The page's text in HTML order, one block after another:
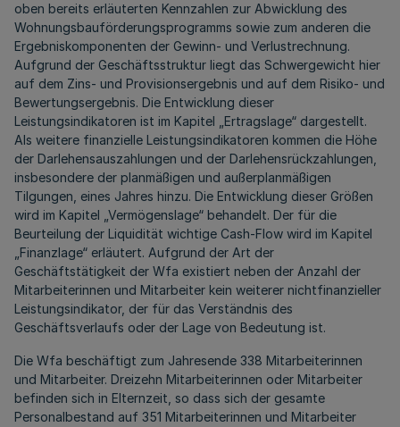
oben bereits erläuterten Kennzahlen zur Abwicklung des
Wohnungsbauförderungsprogramms sowie zum anderen die
Ergebniskomponenten der Gewinn- und Verlustrechnung.
Aufgrund der Geschäftsstruktur liegt das Schwergewicht hier
auf dem Zins- und Provisionsergebnis und auf dem Risiko- und
Bewertungsergebnis. Die Entwicklung dieser
Leistungsindikatoren ist im Kapitel „Ertragslage“ dargestellt.
Als weitere finanzielle Leistungsindikatoren kommen die Höhe
der Darlehensauszahlungen und der Darlehensrückzahlungen,
insbesondere der planmäßigen und außerplanmäßigen
Tilgungen, eines Jahres hinzu. Die Entwicklung dieser Größen
wird im Kapitel „Vermögenslage“ behandelt. Der für die
Beurteilung der Liquidität wichtige Cash-Flow wird im Kapitel
„Finanzlage“ erläutert. Aufgrund der Art der
Geschäftstätigkeit der Wfa existiert neben der Anzahl der
Mitarbeiterinnen und Mitarbeiter kein weiterer nichtfinanzieller
Leistungsindikator, der für das Verständnis des
Geschäftsverlaufs oder der Lage von Bedeutung ist.
Die Wfa beschäftigt zum Jahresende 338 Mitarbeiterinnen
und Mitarbeiter. Dreizehn Mitarbeiterinnen oder Mitarbeiter
befinden sich in Elternzeit, so dass sich der gesamte
Personalbestand auf 351 Mitarbeiterinnen und Mitarbeiter